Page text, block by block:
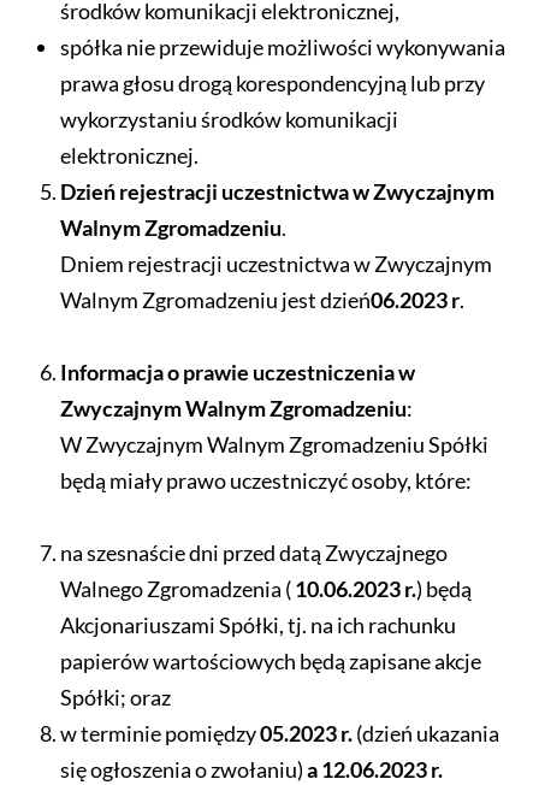
środków komunikacji elektronicznej,
spółka nie przewiduje możliwości wykonywania
prawa głosu drogą korespondencyjną lub przy
wykorzystaniu środków komunikacji
elektronicznej.
Dzień rejestracji uczestnictwa w Zwyczajnym
Walnym Zgromadzeniu.
Dniem rejestracji uczestnictwa w Zwyczajnym
Walnym Zgromadzeniu jest dzień06.2023 r.
Informacja o prawie uczestniczenia w
Zwyczajnym Walnym Zgromadzeniu:
W Zwyczajnym Walnym Zgromadzeniu Spółki
będą miały prawo uczestniczyć osoby, które:
na szesnaście dni przed datą Zwyczajnego
Walnego Zgromadzenia (10.06.2023 r.) będą
Akcjonariuszami Spółki, tj. na ich rachunku
papierów wartościowych będą zapisane akcje
Spółki; oraz
w terminie pomiędzy05.2023 r.(dzień ukazania
się ogłoszenia o zwołaniu)a 12.06.2023 r.